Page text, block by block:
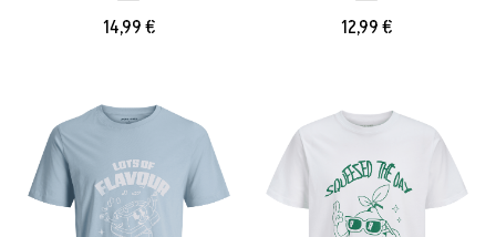
14,99 € 12,99 €